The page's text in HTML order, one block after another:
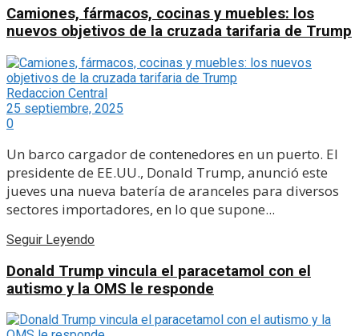
Camiones, fármacos, cocinas y muebles: los
nuevos objetivos de la cruzada tarifaria de Trump
Redaccion Central
25 septiembre, 2025
0
Un barco cargador de contenedores en un puerto. El
presidente de EE.UU., Donald Trump, anunció este
jueves una nueva batería de aranceles para diversos
sectores importadores, en lo que supone...
Seguir Leyendo
Donald Trump vincula el paracetamol con el
autismo y la OMS le responde